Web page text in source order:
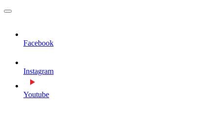
MENU
Facebook
Instagram
Youtube